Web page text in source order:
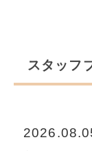
スタッフ